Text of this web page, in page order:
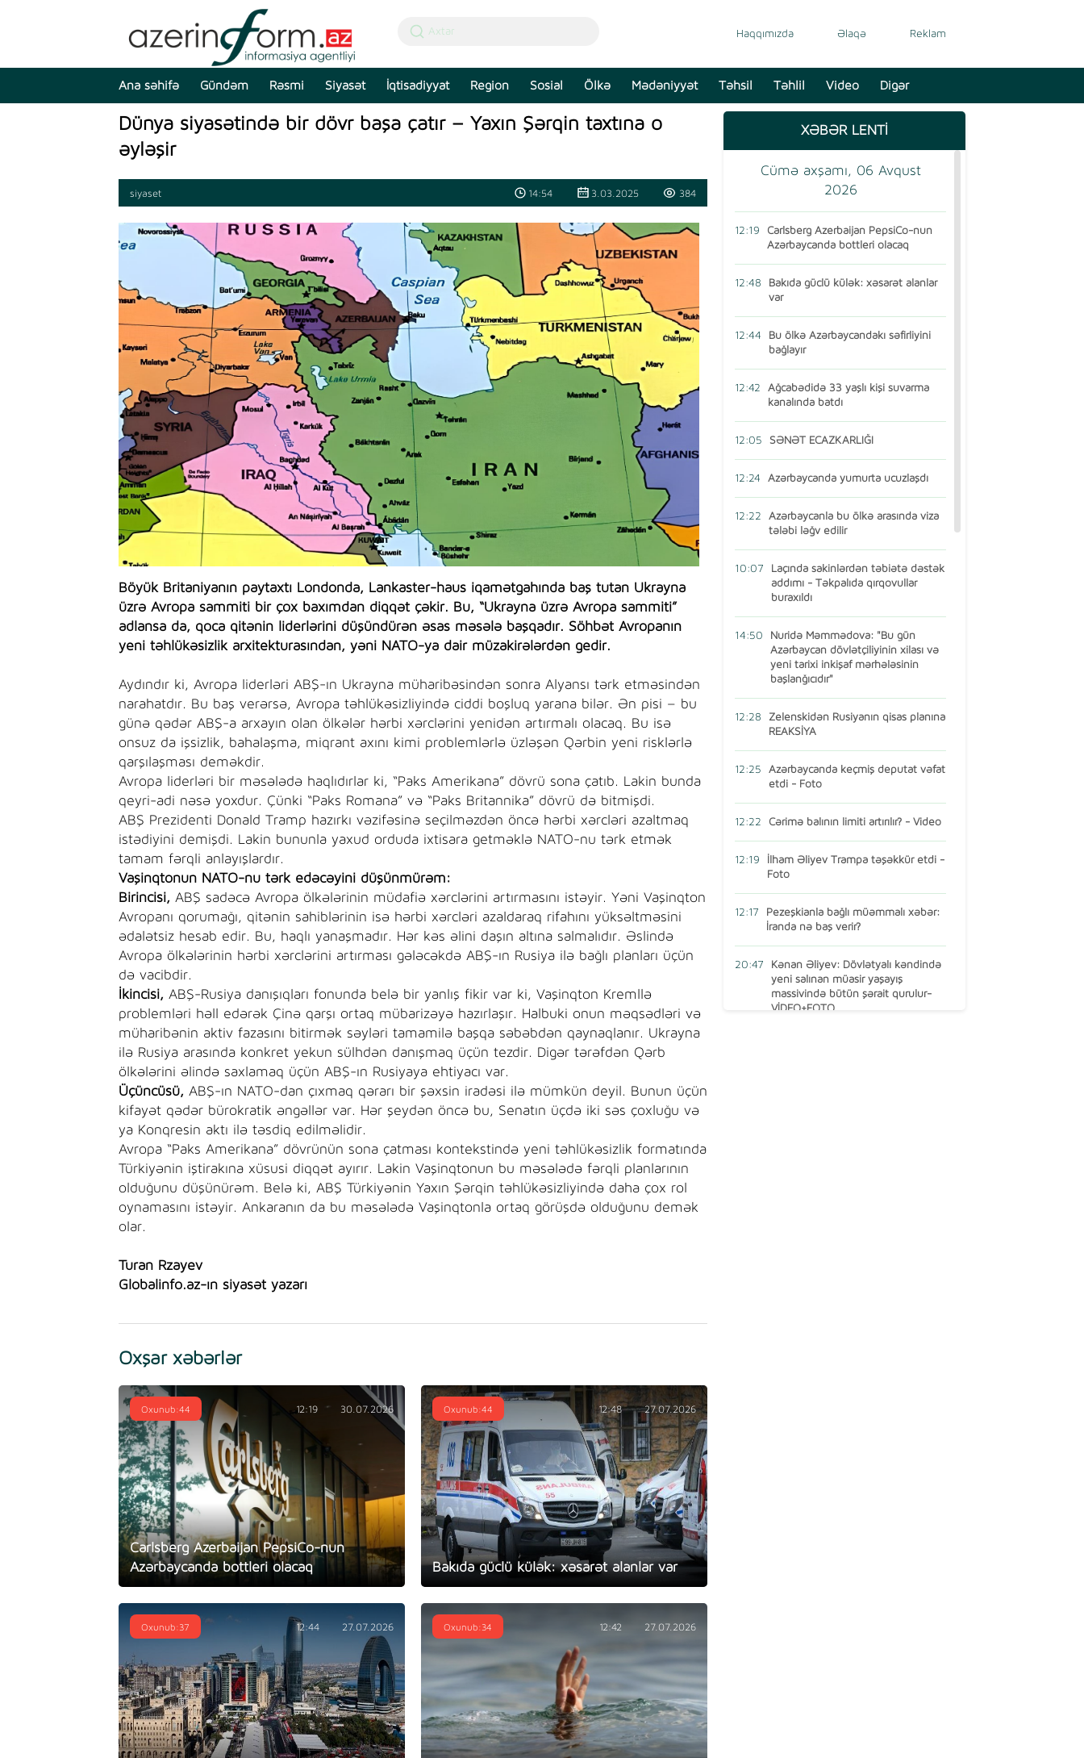
Haqqımızda Əlaqə Reklam
Ana səhifə Gündəm Rəsmi Siyasət İqtisadiyyat Region Sosial Ölkə Mədəniyyət Təhsil Təhlil Video Digər
Dünya siyasətində bir dövr başa çatır – Yaxın Şərqin taxtına o
əyləşir
siyaset 14:54 3.03.2025 384
Böyük Britaniyanın paytaxtı Londonda, Lankaster-haus iqamətgahında baş tutan Ukrayna
üzrə Avropa sammiti bir çox baxımdan diqqət çəkir. Bu, “Ukrayna üzrə Avropa sammiti”
adlansa da, qoca qitənin liderlərini düşündürən əsas məsələ başqadır. Söhbət Avropanın
yeni təhlükəsizlik arxitekturasından, yəni NATO-ya dair müzakirələrdən gedir.
Aydındır ki, Avropa liderləri ABŞ-ın Ukrayna müharibəsindən sonra Alyansı tərk etməsindən
narahatdır. Bu baş verərsə, Avropa təhlükəsizliyində ciddi boşluq yarana bilər. Ən pisi – bu
günə qədər ABŞ-a arxayın olan ölkələr hərbi xərclərini yenidən artırmalı olacaq. Bu isə
onsuz da işsizlik, bahalaşma, miqrant axını kimi problemlərlə üzləşən Qərbin yeni risklərlə
qarşılaşması deməkdir.
Avropa liderləri bir məsələdə haqlıdırlar ki, “Paks Amerikana” dövrü sona çatıb. Lakin bunda
qeyri-adi nəsə yoxdur. Çünki “Paks Romana” və “Paks Britannika” dövrü də bitmişdi.
ABŞ Prezidenti Donald Tramp hazırkı vəzifəsinə seçilməzdən öncə hərbi xərcləri azaltmaq
istədiyini demişdi. Lakin bununla yaxud orduda ixtisara getməklə NATO-nu tərk etmək
tamam fərqli anlayışlardır.
Vaşinqtonun NATO-nu tərk edəcəyini düşünmürəm:
Birincisi, ABŞ sadəcə Avropa ölkələrinin müdafiə xərclərini artırmasını istəyir. Yəni Vaşinqton
Avropanı qorumağı, qitənin sahiblərinin isə hərbi xərcləri azaldaraq rifahını yüksəltməsini
ədalətsiz hesab edir. Bu, haqlı yanaşmadır. Hər kəs əlini daşın altına salmalıdır. Əslində
Avropa ölkələrinin hərbi xərclərini artırması gələcəkdə ABŞ-ın Rusiya ilə bağlı planları üçün
də vacibdir.
İkincisi, ABŞ-Rusiya danışıqları fonunda belə bir yanlış fikir var ki, Vaşinqton Kremllə
problemləri həll edərək Çinə qarşı ortaq mübarizəyə hazırlaşır. Halbuki onun məqsədləri və
müharibənin aktiv fazasını bitirmək səyləri tamamilə başqa səbəbdən qaynaqlanır. Ukrayna
ilə Rusiya arasında konkret yekun sülhdən danışmaq üçün tezdir. Digər tərəfdən Qərb
ölkələrini əlində saxlamaq üçün ABŞ-ın Rusiyaya ehtiyacı var.
Üçüncüsü, ABŞ-ın NATO-dan çıxmaq qərarı bir şəxsin iradəsi ilə mümkün deyil. Bunun üçün
kifayət qədər bürokratik əngəllər var. Hər şeydən öncə bu, Senatın üçdə iki səs çoxluğu və
ya Konqresin aktı ilə təsdiq edilməlidir.
Avropa “Paks Amerikana” dövrünün sona çatması kontekstində yeni təhlükəsizlik formatında
Türkiyənin iştirakına xüsusi diqqət ayırır. Lakin Vaşinqtonun bu məsələdə fərqli planlarının
olduğunu düşünürəm. Belə ki, ABŞ Türkiyənin Yaxın Şərqin təhlükəsizliyində daha çox rol
oynamasını istəyir. Ankaranın da bu məsələdə Vaşinqtonla ortaq görüşdə olduğunu demək
olar.
Turan Rzayev
Globalinfo.az-ın siyasət yazarı
Oxşar xəbərlər
Carlsberg Azerbaijan PepsiCo-nun
Azərbaycanda bottleri olacaq
Oxunub:44 12:19 30.07.2026
Bakıda güclü külək: xəsarət alanlar var
Oxunub:44 12:48 27.07.2026
Oxunub:37 12:44 27.07.2026 Oxunub:34 12:42 27.07.2026
XƏBƏR LENTİ
Cümə axşamı, 06 Avqust
2026
12:19
Carlsberg Azerbaijan PepsiCo-nun
Azərbaycanda bottleri olacaq
12:48
Bakıda güclü külək: xəsarət alanlar
var
12:44
Bu ölkə Azərbaycandakı səfirliyini
bağlayır
12:42
Ağcabədidə 33 yaşlı kişi suvarma
kanalında batdı
12:05 SƏNƏT ECAZKARLIĞI
12:24 Azərbaycanda yumurta ucuzlaşdı
12:22
Azərbaycanla bu ölkə arasında viza
tələbi ləğv edilir
10:07
Laçında sakinlərdən təbiətə dəstək
addımı - Təkpalıda qırqovullar
buraxıldı
14:50
Nuridə Məmmədova: "Bu gün
Azərbaycan dövlətçiliyinin xilası və
yeni tarixi inkişaf mərhələsinin
başlanğıcıdır"
12:28
Zelenskidən Rusiyanın qisas planına
REAKSİYA
12:25
Azərbaycanda keçmiş deputat vəfat
etdi - Foto
12:22 Cərimə balının limiti artırılır? - Video
12:19
İlham Əliyev Trampa təşəkkür etdi -
Foto
12:17
Pezeşkianla bağlı müəmmalı xəbər:
İranda nə baş verir?
20:47
Kənan Əliyev: Dövlətyalı kəndində
yeni salınan müasir yaşayış
massivində bütün şərait qurulur-
VİDEO+FOTO